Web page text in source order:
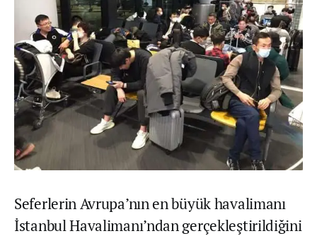
Seferlerin Avrupa’nın en büyük havalimanı
İstanbul Havalimanı’ndan gerçekleştirildiğini